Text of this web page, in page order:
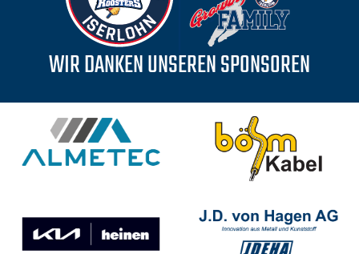
WIR DANKEN UNSEREN SPONSOREN